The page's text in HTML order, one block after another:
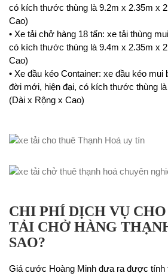
có kích thước thùng là 9.2m x 2.35m x
Cao)
• Xe tải chở hàng 18 tấn: xe tải thùng
có kích thước thùng là 9.4m x 2.35m x
Cao)
• Xe đầu kéo Container: xe đầu kéo mui
đời mới, hiện đại, có kích thước thùng
(Dài x Rộng x Cao)
CHI PHÍ DỊCH VỤ
TẢI CHỞ HÀNG
SAO?
Giá cước Hoàng Minh đưa ra được tính